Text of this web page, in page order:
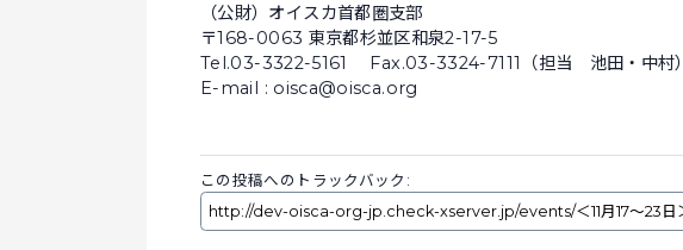
（公財）オイスカ首都圏支部
〒168-0063 東京都杉並区和泉2-17-5
Tel.03-3322-5161 Fax.03-3324-7111（担当 池田・中村）
E-mail : oisca@oisca.org
この投稿へのトラックバック: